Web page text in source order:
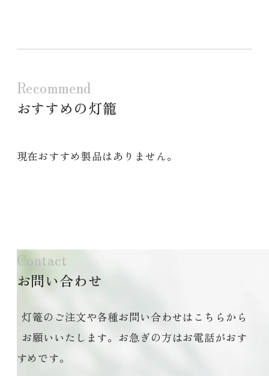
Recommend
おすすめの灯籠
現在おすすめ製品はありません。
Contact
お問い合わせ
灯篭のご注文や各種お問い合わせはこちらから
お願いいたします。お急ぎの方はお電話がおす
すめです。